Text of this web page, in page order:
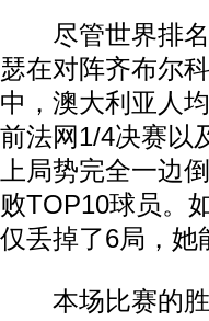
尽管世界排名
瑟在对阵齐布尔
中，澳大利亚人
前法网1/4决赛以
上局势完全一边
败TOP10球员。
仅丢掉了6局，她
本场比赛的胜